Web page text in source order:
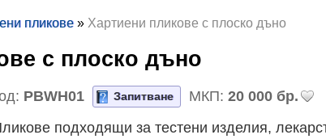
пликове » Хартиени пликове с плоско дъно
с плоско дъно
PBWH01 Запитване МКП:20 000 бр.
подходящи за тестени изделия,